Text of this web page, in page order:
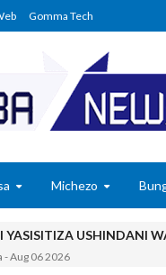
Gomma Tech
Michezo
YASISITIZA USHINDANI
-Aug 06 2026